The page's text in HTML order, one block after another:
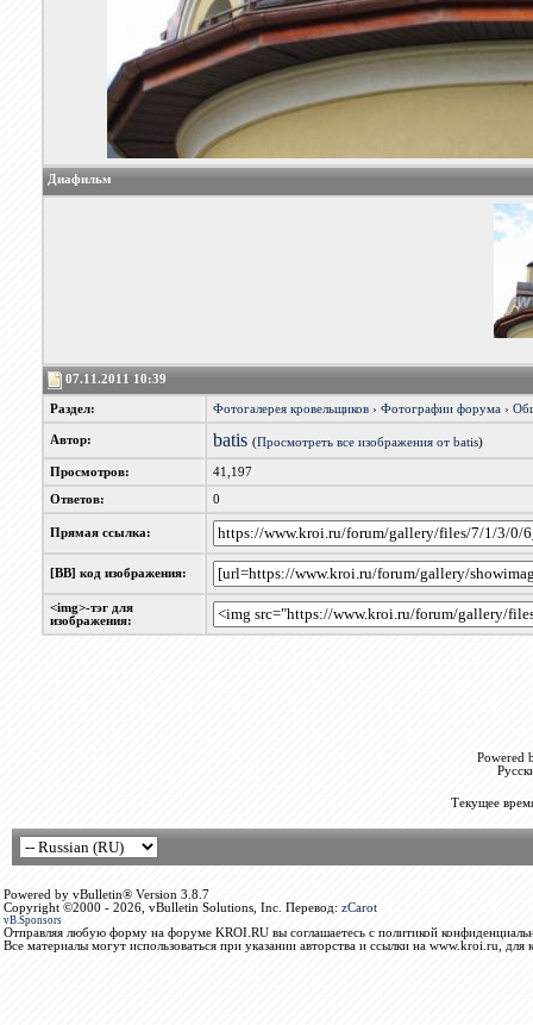
Диафильм
07.11.2011 10:39
Раздел: Фотогалерея кровельщиков› Фотографии форума›
Автор: batis (Просмотреть все изображения от batis)
Просмотров: 41,197
Ответов: 0
Прямая ссылка:
[BB] код изображения:
<img>-тэг для
изображения:
Powered
Текущее
Powered by vBulletin® Version 3.8.7
Copyright ©2000 - 2026, vBulletin Solutions, Inc. Перевод: zCarot
vB.Sponsors
Отправляя любую форму на форуме KROI.RU вы соглашаетесь с политикой
Все материалы могут использоваться при указании авторства и ссылки на www.kroi.ru, для